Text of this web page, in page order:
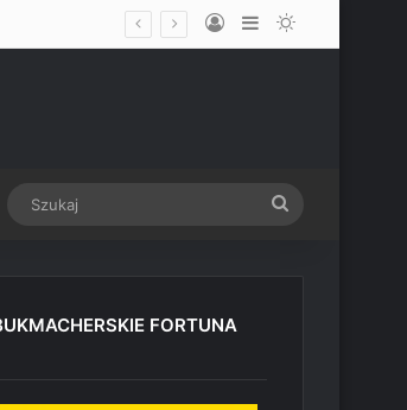
Log InSidebarSwitch skin
skin
FORTUNA